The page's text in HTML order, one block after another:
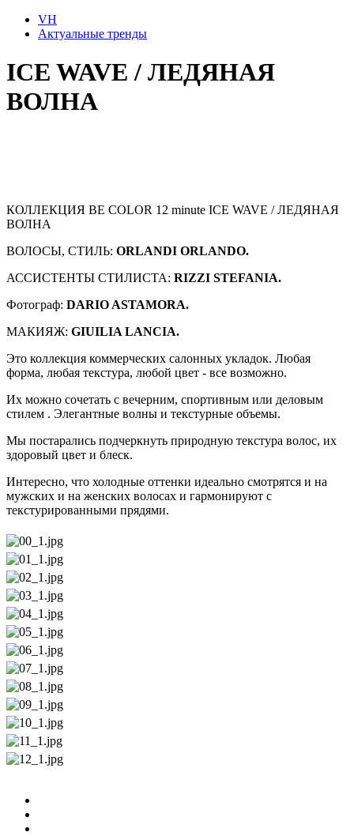
VH
Актуальные тренды
ICE WAVE / ЛЕДЯНАЯ
ВОЛНА
КОЛЛЕКЦИЯ BE COLOR 12 minute ICE WAVE / ЛЕДЯНАЯ
ВОЛНА
ВОЛОСЫ, СТИЛЬ: ORLANDI ORLANDO.
АССИСТЕНТЫ СТИЛИСТА: RIZZI STEFANIA.
Фотограф: DARIO ASTAMORA.
МАКИЯЖ: GIUILIA LANCIA.
Это коллекция коммерческих салонных укладок. Любая
форма, любая текстура, любой цвет - все возможно.
Их можно сочетать с вечерним, спортивным или деловым
стилем . Элегантные волны и текстурные объемы.
Мы постарались подчеркнуть природную текстура волос, их
здоровый цвет и блеск.
Интересно, что холодные оттенки идеально смотрятся и на
мужских и на женских волосах и гармонируют с
текстурированными прядями.